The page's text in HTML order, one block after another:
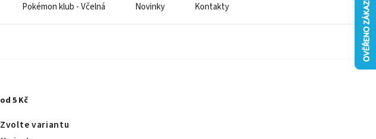
Pokémon klub - Včelná Novinky Kontakty
od5 Kč
Zvolte variantu